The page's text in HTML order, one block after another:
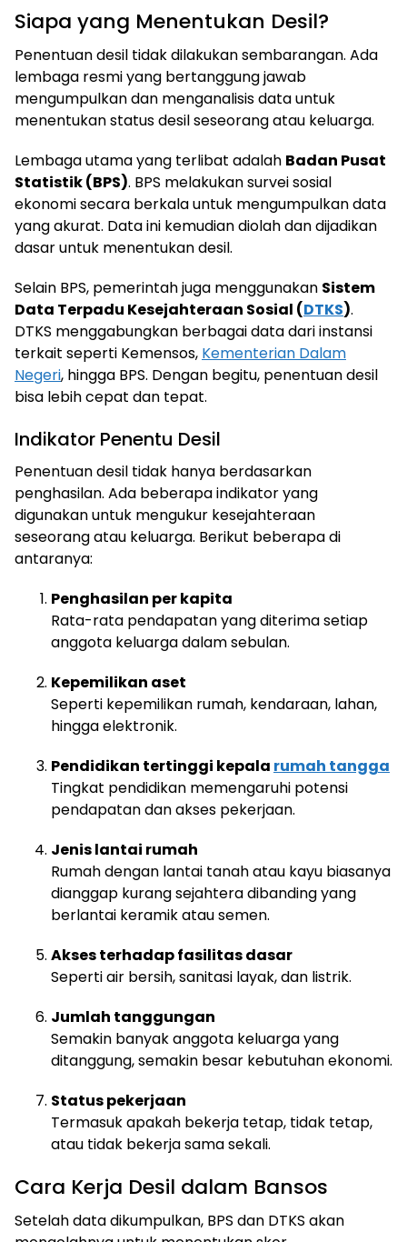
Siapa yang Menentukan Desil?
Penentuan desil tidak dilakukan sembarangan. Ada
lembaga resmi yang bertanggung jawab
mengumpulkan dan menganalisis data untuk
menentukan status desil seseorang atau keluarga.
Lembaga utama yang terlibat adalah Badan Pusat
Statistik (BPS). BPS melakukan survei sosial
ekonomi secara berkala untuk mengumpulkan data
yang akurat. Data ini kemudian diolah dan dijadikan
dasar untuk menentukan desil.
Selain BPS, pemerintah juga menggunakan Sistem
Data Terpadu Kesejahteraan Sosial (DTKS).
DTKS menggabungkan berbagai data dari instansi
terkait seperti Kemensos, Kementerian Dalam
Negeri, hingga BPS. Dengan begitu, penentuan desil
bisa lebih cepat dan tepat.
Indikator Penentu Desil
Penentuan desil tidak hanya berdasarkan
penghasilan. Ada beberapa indikator yang
digunakan untuk mengukur kesejahteraan
seseorang atau keluarga. Berikut beberapa di
antaranya:
Penghasilan per kapita
Rata-rata pendapatan yang diterima setiap
anggota keluarga dalam sebulan.
Kepemilikan aset
Seperti kepemilikan rumah, kendaraan, lahan,
hingga elektronik.
Pendidikan tertinggi kepala rumah tangga
Tingkat pendidikan memengaruhi potensi
pendapatan dan akses pekerjaan.
Jenis lantai rumah
Rumah dengan lantai tanah atau kayu biasanya
dianggap kurang sejahtera dibanding yang
berlantai keramik atau semen.
Akses terhadap fasilitas dasar
Seperti air bersih, sanitasi layak, dan listrik.
Jumlah tanggungan
Semakin banyak anggota keluarga yang
ditanggung, semakin besar kebutuhan ekonomi.
Status pekerjaan
Termasuk apakah bekerja tetap, tidak tetap,
atau tidak bekerja sama sekali.
Cara Kerja Desil dalam Bansos
Setelah data dikumpulkan, BPS dan DTKS akan